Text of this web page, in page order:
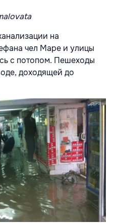
на
чел Маре и улицы
с потопом. Пешеходы
доходящей до